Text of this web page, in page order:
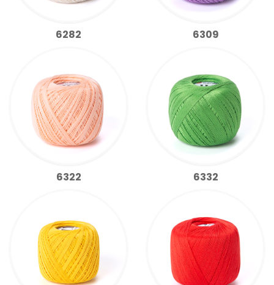
6282 6309
6322 6332